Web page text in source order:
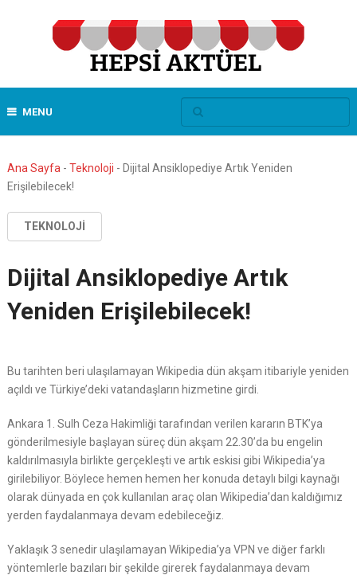
MENU
Ana Sayfa - Teknoloji - Dijital Ansiklopediye Artık Yeniden
Erişilebilecek!
TEKNOLOJI
Dijital Ansiklopediye Artık
Yeniden Erişilebilecek!
Bu tarihten beri ulaşılamayan Wikipedia dün akşam itibariyle yeniden
açıldı ve Türkiye’deki vatandaşların hizmetine girdi.
Ankara 1. Sulh Ceza Hakimliği tarafından verilen kararın BTK’ya
gönderilmesiyle başlayan süreç dün akşam 22.30’da bu engelin
kaldırılmasıyla birlikte gerçekleşti ve artık eskisi gibi Wikipedia’ya
girilebiliyor. Böylece hemen hemen her konuda detaylı bilgi kaynağı
olarak dünyada en çok kullanılan araç olan Wikipedia’dan kaldığımız
yerden faydalanmaya devam edebileceğiz.
Yaklaşık 3 senedir ulaşılamayan Wikipedia’ya VPN ve diğer farklı
yöntemlerle bazıları bir şekilde girerek faydalanmaya devam